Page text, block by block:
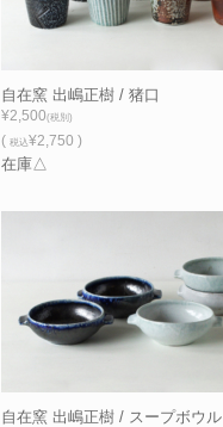
自在窯 出嶋正樹 / 猪口
¥2,500(税別)
( 税込¥2,750 )
在庫△
自在窯 出嶋正樹 / スープボウル